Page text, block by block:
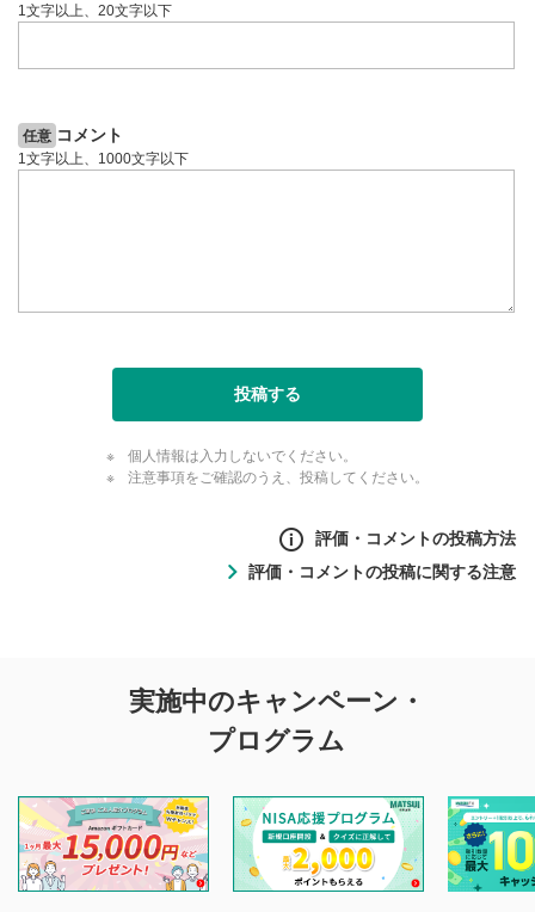
1文字以上、20文字以下
任意 コメント
1文字以上、1000文字以下
投稿する
個人情報は入力しないでください。
注意事項をご確認のうえ、投稿してください。
評価・コメントの投稿方法
評価・コメントの投稿に関する注意
投稿に関する注意
を目的として、各動画コンテンツに、評価およびコメントの
投稿ができます。利用者は以下の注意事項をご理解のうえ、
閲覧および投稿を行うものとしてください。
他の利用者が動画を視聴される際の参考になるコメントをお
待ちしております。
実施中のキャンペーン・
プログラム